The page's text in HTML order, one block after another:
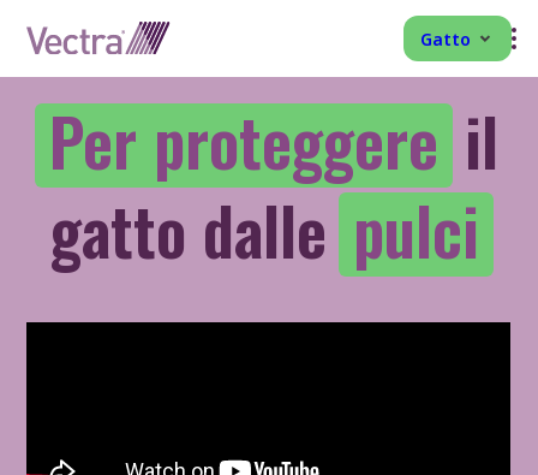
Gatto
Per proteggereil
gatto dallepulci